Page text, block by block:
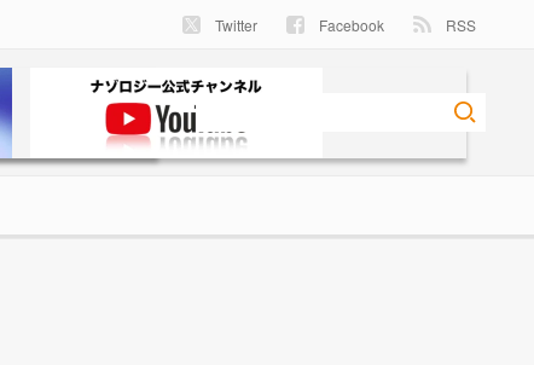
Twitter Facebook RSS